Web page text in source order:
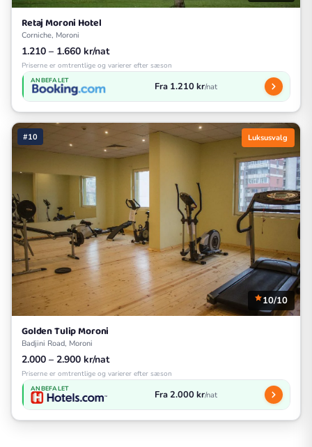
Retaj Moroni Hotel
Corniche, Moroni
1.210 – 1.660 kr/nat
Priserne er omtrentlige og varierer efter sæson
ANBEFALET Fra 1.210 kr/nat
#10 Luksusvalg
10/10
Golden Tulip Moroni
Badjini Road, Moroni
2.000 – 2.900 kr/nat
Priserne er omtrentlige og varierer efter sæson
ANBEFALET Fra 2.000 kr/nat